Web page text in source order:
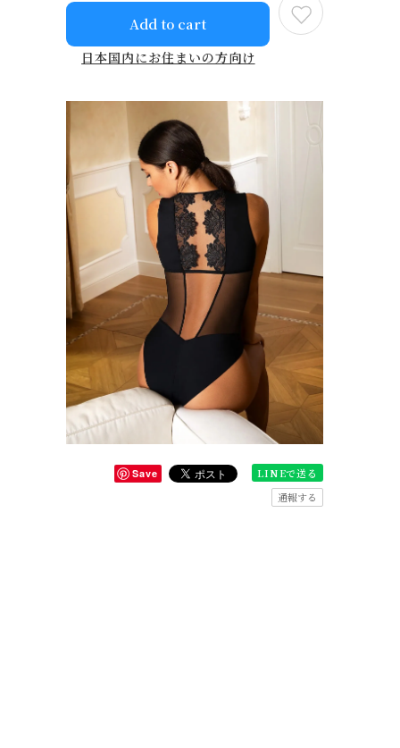
Add to cart
日本国内にお住まいの方向け
Save
LINEで送る
通報する